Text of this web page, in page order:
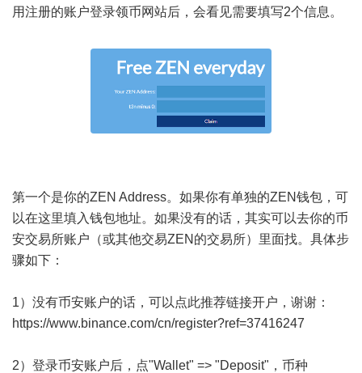
用注册的账户登录领币网站后，会看见需要填写2个信息。
第一个是你的ZEN Address。如果你有单独的ZEN钱包，可
以在这里填入钱包地址。如果没有的话，其实可以去你的币
安交易所账户（或其他交易ZEN的交易所）里面找。具体步
骤如下：
1）没有币安账户的话，可以点此推荐链接开户，谢谢：
https://www.binance.com/cn/register?ref=37416247
2）登录币安账户后，点"Wallet" => "Deposit"，币种